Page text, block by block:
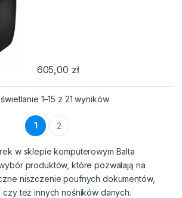
605,00 zł
1–15 z 21 wynikówPosortowane
1 2
w sklepie komputerowym Balta
produktów, które pozwalają na
niszczenie poufnych dokumentów,
czy też innych nośników danych.